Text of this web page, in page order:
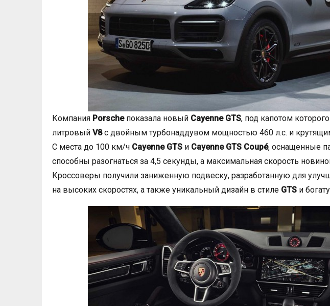
Компания Porscheпоказала новый Cayenne GTS, под капотом
литровый V8с двойным турбонаддувом мощностью 460 л.с. и
С места до 100 км/ч Cayenne GTS и Cayenne GTS Coupé, оснащенные
способны разогнаться за 4,5 секунды, а максимальная скорость
Кроссоверы получили заниженную подвеску, разработанную для
на высоких скоростях, а также уникальный дизайн в стиле GTS и